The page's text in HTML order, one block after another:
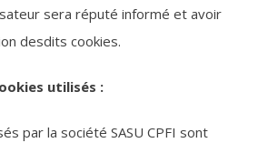
sera réputé informé et avoir
desdits cookies.
utilisés :
par la société SASU CPFI sont